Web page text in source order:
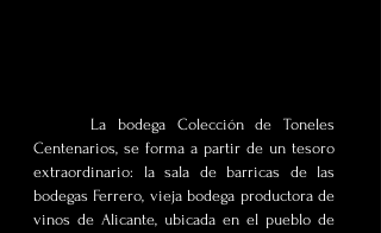
La bodega Colección de Toneles
Centenarios, se forma a partir de un tesoro
extraordinario: la sala de barricas de las
bodegas Ferrero, vieja bodega productora de
vinos de Alicante, ubicada en el pueblo de